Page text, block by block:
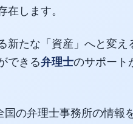
します。
新たな「資産」へと変え
できる弁理士のサポート
の弁理士事務所の情報